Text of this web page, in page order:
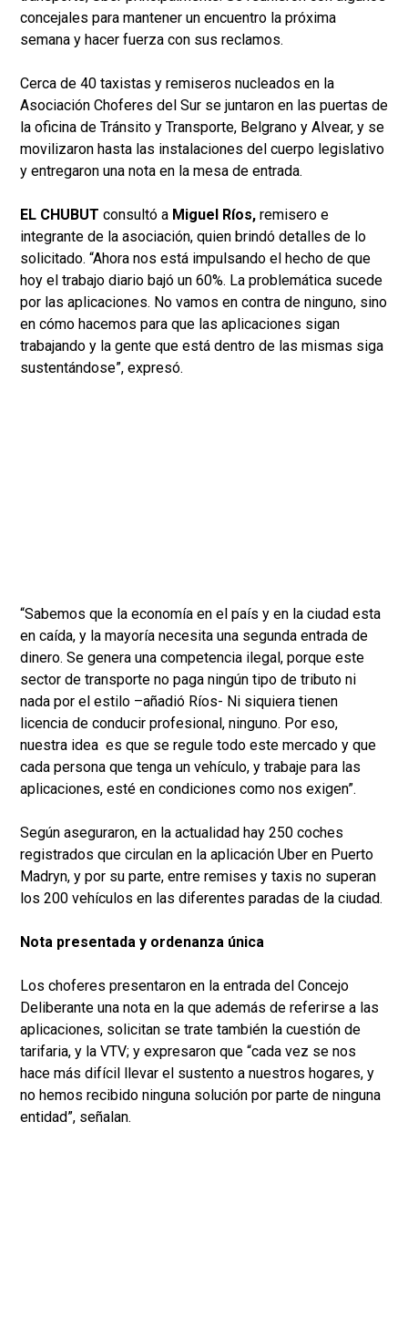
concejales para mantener un encuentro la próxima
semana y hacer fuerza con sus reclamos.
Cerca de 40 taxistas y remiseros nucleados en la
Asociación Choferes del Sur se juntaron en las puertas de
la oficina de Tránsito y Transporte, Belgrano y Alvear, y se
movilizaron hasta las instalaciones del cuerpo legislativo
y entregaron una nota en la mesa de entrada.
EL CHUBUT consultó a Miguel Ríos, remisero e
integrante de la asociación, quien brindó detalles de lo
solicitado. “Ahora nos está impulsando el hecho de que
hoy el trabajo diario bajó un 60%. La problemática sucede
por las aplicaciones. No vamos en contra de ninguno, sino
en cómo hacemos para que las aplicaciones sigan
trabajando y la gente que está dentro de las mismas siga
sustentándose”, expresó.
“Sabemos que la economía en el país y en la ciudad esta
en caída, y la mayoría necesita una segunda entrada de
dinero. Se genera una competencia ilegal, porque este
sector de transporte no paga ningún tipo de tributo ni
nada por el estilo –añadió Ríos- Ni siquiera tienen
licencia de conducir profesional, ninguno. Por eso,
nuestra idea es que se regule todo este mercado y que
cada persona que tenga un vehículo, y trabaje para las
aplicaciones, esté en condiciones como nos exigen”.
Según aseguraron, en la actualidad hay 250 coches
registrados que circulan en la aplicación Uber en Puerto
Madryn, y por su parte, entre remises y taxis no superan
los 200 vehículos en las diferentes paradas de la ciudad.
Nota presentada y ordenanza única
Los choferes presentaron en la entrada del Concejo
Deliberante una nota en la que además de referirse a las
aplicaciones, solicitan se trate también la cuestión de
tarifaria, y la VTV; y expresaron que “cada vez se nos
hace más difícil llevar el sustento a nuestros hogares, y
no hemos recibido ninguna solución por parte de ninguna
entidad”, señalan.